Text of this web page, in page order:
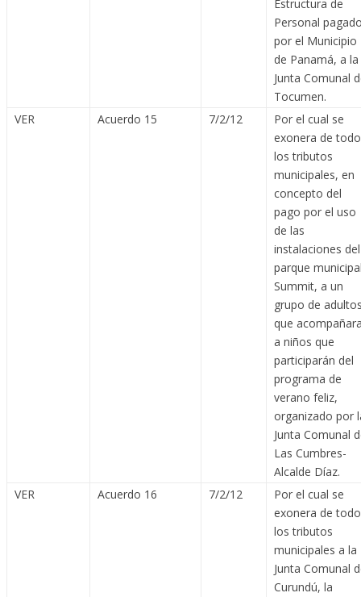
Estructura de
Personal
por el Municipio
de Panamá, a la
Junta Comunal
Tocumen.
VER
Acuerdo 15 7/2/12
Por el cual se
exonera de
los tributos
municipales, en
concepto del
pago por el uso
de las
instalaciones del
parque
Summit, a un
grupo de
que
a niños que
participarán del
programa de
verano feliz,
organizado por
Junta Comunal
Las Cumbres-
Alcalde Díaz.
VER
Acuerdo 16 7/2/12
Por el cual se
exonera de
los tributos
municipales a la
Junta Comunal
Curundú, la